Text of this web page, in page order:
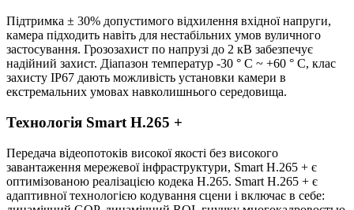
Підтримка ± 30% допустимого відхилення вхідної напруги,
камера підходить навіть для нестабільних умов вуличного
застосування. Грозозахист по напрузі до 2 кВ забезпечує
надійний захист. Діапазон температур -30 ° C ~ +60 ° C, клас
захисту IP67 дають можливість установки камери в
екстремальних умовах навколишнього середовища.
Технологія Smart H.265 +
Передача відеопотоків високої якості без високого
завантаження мережевої інфраструктури, Smart H.265 + є
оптимізованою реалізацією кодека H.265. Smart H.265 + є
адаптивної технологією кодування сцени і включає в себе: